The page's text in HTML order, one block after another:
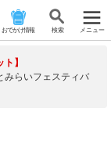
おでかけ情報 検 索 メニュー
】
みらいフェスティバ